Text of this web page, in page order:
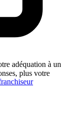
adéquation à un
plus votre